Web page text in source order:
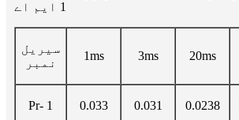
1 ایم اے
سیریل
نمبر
1ms 3ms 20ms
Pr- 1 0.033 0.031 0.0238